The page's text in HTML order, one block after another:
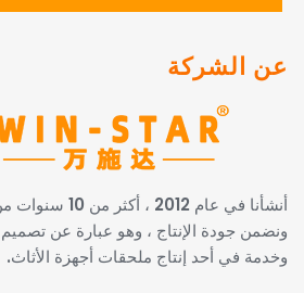
عن الشركة
أنشأنا في عام
ونضمن جودة الإنتاج ، وهو عبارة عن
وخدمة في أحد إنتاج ملحقات أجهزة الأثاث.